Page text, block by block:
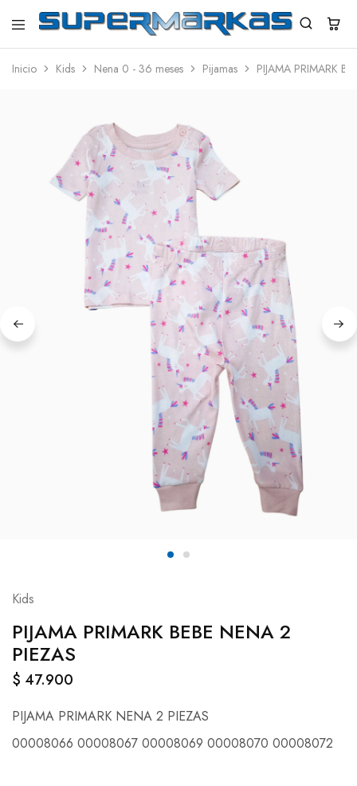
SuperMarkas
Ropa
con
Inicio Kids Nena 0 - 36 meses Pijamas PIJAMA PRIMARK
Kids
PIJAMA PRIMARK BEBE NENA 2
PIEZAS
$ 47.900
PIJAMA PRIMARK NENA 2 PIEZAS
00008066 00008067 00008069 00008070 00008072